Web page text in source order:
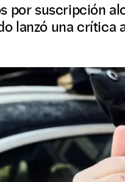
por suscripción
lanzó una crítica